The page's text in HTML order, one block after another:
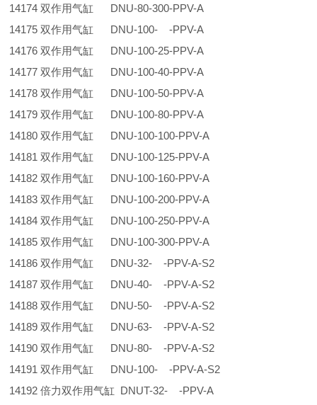
14174 双作用气缸 DNU-80-300-PPV-A
14175 双作用气缸 DNU-100- -PPV-A
14176 双作用气缸 DNU-100-25-PPV-A
14177 双作用气缸 DNU-100-40-PPV-A
14178 双作用气缸 DNU-100-50-PPV-A
14179 双作用气缸 DNU-100-80-PPV-A
14180 双作用气缸 DNU-100-100-PPV-A
14181 双作用气缸 DNU-100-125-PPV-A
14182 双作用气缸 DNU-100-160-PPV-A
14183 双作用气缸 DNU-100-200-PPV-A
14184 双作用气缸 DNU-100-250-PPV-A
14185 双作用气缸 DNU-100-300-PPV-A
14186 双作用气缸 DNU-32- -PPV-A-S2
14187 双作用气缸 DNU-40- -PPV-A-S2
14188 双作用气缸 DNU-50- -PPV-A-S2
14189 双作用气缸 DNU-63- -PPV-A-S2
14190 双作用气缸 DNU-80- -PPV-A-S2
14191 双作用气缸 DNU-100- -PPV-A-S2
14192 倍力双作用气缸 DNUT-32- -PPV-A